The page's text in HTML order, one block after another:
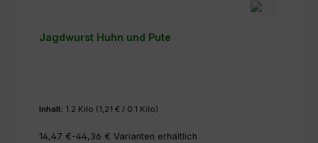
Jagdwurst Huhn und Pute
Inhalt: 1.2 Kilo (1,21 € / 0.1 Kilo)
14,47 €-44,36 € Varianten erhältlich